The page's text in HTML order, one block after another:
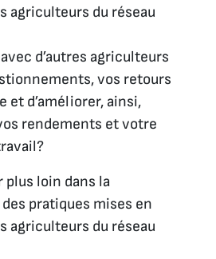
agriculteurs du réseau
d’autres agriculteurs
vos retours
et d’améliorer, ainsi,
rendements et votre
plus loin dans la
pratiques mises en
agriculteurs du réseau